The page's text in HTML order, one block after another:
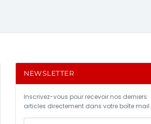
NEWSLETTER
Inscrivez-vous pour recevoir nos derniers
articles directement dans votre boîte mail.